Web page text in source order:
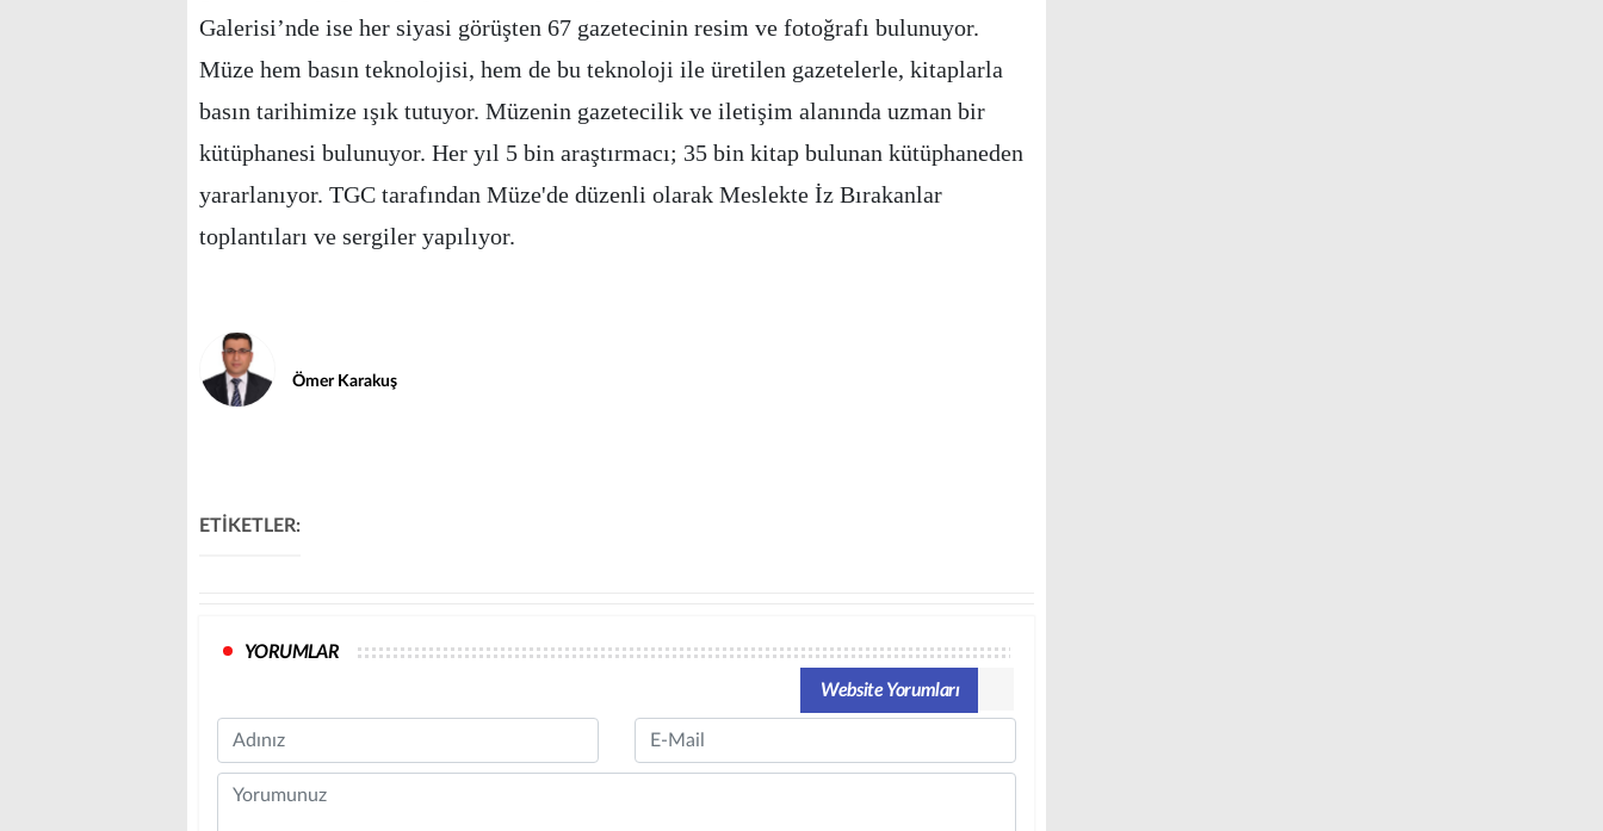
Galerisi’nde ise her siyasi görüşten 67 gazetecinin resim ve fotoğrafı bulunuyor.
Müze hem basın teknolojisi, hem de bu teknoloji ile üretilen gazetelerle, kitaplarla
basın tarihimize ışık tutuyor. Müzenin gazetecilik ve iletişim alanında uzman bir
kütüphanesi bulunuyor. Her yıl 5 bin araştırmacı; 35 bin kitap bulunan kütüphaneden
yararlanıyor. TGC tarafından Müze'de düzenli olarak Meslekte İz Bırakanlar
toplantıları ve sergiler yapılıyor.
Ömer Karakuş
ETİKETLER:
YORUMLAR
Website Yorumları
Name Email
Comment